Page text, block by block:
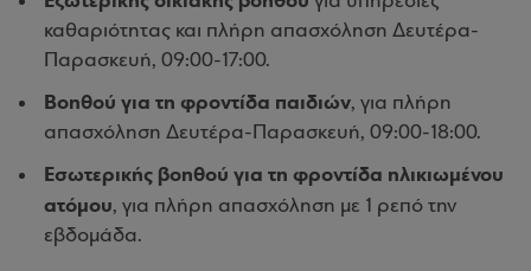
καθαριότητας και πλήρη απασχόληση Δευτέρα-
Παρασκευή, 09:00-17:00.
Βοηθού για τη φροντίδα παιδιών, για πλήρη
απασχόληση Δευτέρα-Παρασκευή, 09:00-18:00.
Εσωτερικής βοηθού για τη φροντίδα ηλικιωμένου
ατόμου, για πλήρη απασχόληση με 1 ρεπό την
εβδομάδα.